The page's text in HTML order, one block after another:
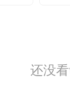
年，工作
业与好
余亩订单
还没